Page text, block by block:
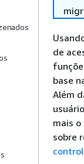
de
base
Além
mais
sobre